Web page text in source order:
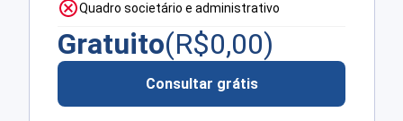
Quadro societário e administrativo
Gratuito(R$0,00)
Consultar grátis